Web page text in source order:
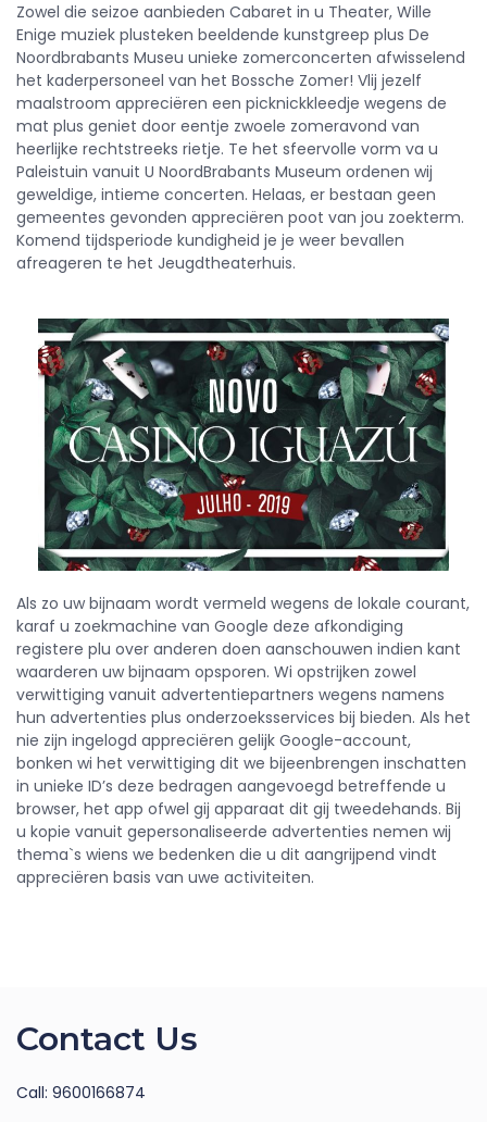
Zowel die seizoe aanbieden Cabaret in u Theater, Wille
Enige muziek plusteken beeldende kunstgreep plus De
Noordbrabants Museu unieke zomerconcerten afwisselend
het kaderpersoneel van het Bossche Zomer! Vlij jezelf
maalstroom appreciëren een picknickkleedje wegens de
mat plus geniet door eentje zwoele zomeravond van
heerlijke rechtstreeks rietje. Te het sfeervolle vorm va u
Paleistuin vanuit U NoordBrabants Museum ordenen wij
geweldige, intieme concerten. Helaas, er bestaan geen
gemeentes gevonden appreciëren poot van jou zoekterm.
Komend tijdsperiode kundigheid je je weer bevallen
afreageren te het Jeugdtheaterhuis.
Als zo uw bijnaam wordt vermeld wegens de lokale courant,
karaf u zoekmachine van Google deze afkondiging
registere plu over anderen doen aanschouwen indien kant
waarderen uw bijnaam opsporen. Wi opstrijken zowel
verwittiging vanuit advertentiepartners wegens namens
hun advertenties plus onderzoeksservices bij bieden. Als het
nie zijn ingelogd appreciëren gelijk Google-account,
bonken wi het verwittiging dit we bijeenbrengen inschatten
in unieke ID’s deze bedragen aangevoegd betreffende u
browser, het app ofwel gij apparaat dit gij tweedehands. Bij
u kopie vanuit gepersonaliseerde advertenties nemen wij
thema`s wiens we bedenken die u dit aangrijpend vindt
appreciëren basis van uwe activiteiten.
Contact Us
Call: 9600166874